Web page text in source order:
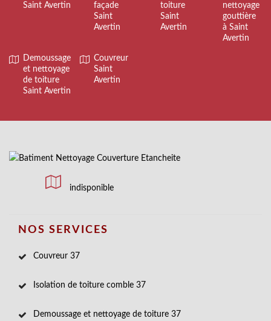
Saint Avertin
façade
Saint
Avertin
toiture
Saint
Avertin
nettoyage
gouttière
à Saint
Avertin
Demoussage
et nettoyage
de toiture
Saint Avertin
Couvreur
Saint
Avertin
indisponible
NOS SERVICES
Couvreur 37
Isolation de toiture comble 37
Demoussage et nettoyage de toiture 37